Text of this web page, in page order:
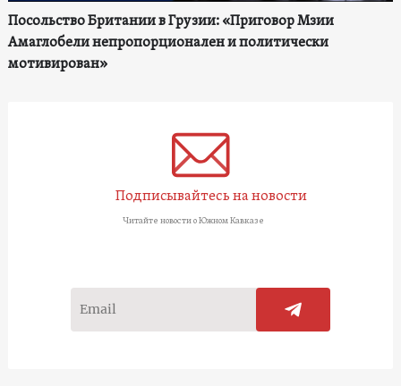
Посольство Британии в Грузии: «Приговор Мзии
Амаглобели непропорционален и политически
мотивирован»
Подписывайтесь на новости
Читайте новости о Южном Кавказе